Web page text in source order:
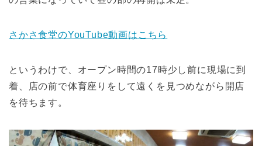
さかさ食堂のYouTube動画はこちら
というわけで、オープン時間の17時少し前に現場に到
着、店の前で体育座りをして遠くを見つめながら開店
を待ちます。